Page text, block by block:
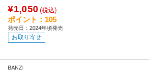
¥1,050 (税込)
ポイント：105
発売日：2024年頃発売
お取り寄せ
BANZI